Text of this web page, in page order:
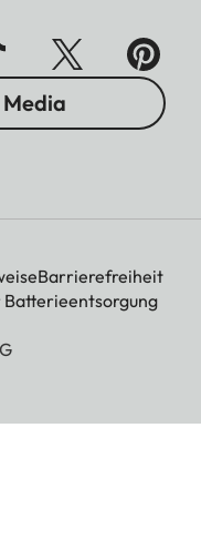
Barrierefreiheit
Batterieentsorgung